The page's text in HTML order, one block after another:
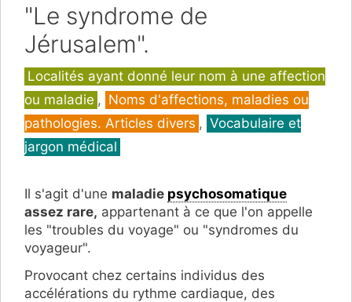
"Le syndrome de
Jérusalem".
Catégories
Localités ayant donné leur nom à une affection
ou maladie , Noms d'affections, maladies ou
pathologies. Articles divers , Vocabulaire et
jargon médical
Il s'agit d'une maladie psychosomatique
assez rare, appartenant à ce que l'on appelle
les "troubles du voyage" ou "syndromes du
voyageur".
Provocant chez certains individus des
accélérations du rythme cardiaque, des